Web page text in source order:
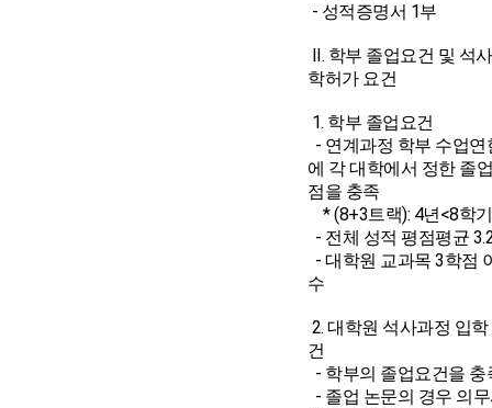
- 성적증명서 1부
II. 학부 졸업요건 및 석
학허가 요건
1. 학부 졸업요건
- 연계과정 학부 수업
에 각 대학에서 정한 졸
점을 충족
* (8+3트랙): 4년<8학
- 전체 성적 평점평균
- 대학원 교과목 3학점
수
2. 대학원 석사과정 입
건
- 학부의 졸업요건을 충
- 졸업 논문의 경우 의